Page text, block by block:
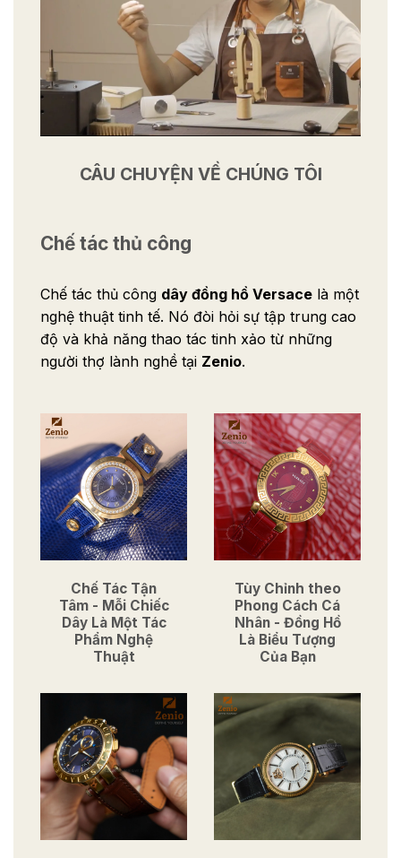
CÂU CHUYỆN VỀ CHÚNG TÔI
Chế tác thủ công
Chế tác thủ công dây đồng hồ Versace là một
nghệ thuật tinh tế. Nó đòi hỏi sự tập trung cao
độ và khả năng thao tác tinh xảo từ những
người thợ lành nghề tại Zenio.
Chế Tác Tận
Tâm - Mỗi Chiếc
Dây Là Một Tác
Phẩm Nghệ
Thuật
Tùy Chỉnh theo
Phong Cách Cá
Nhân - Đồng Hồ
Là Biểu Tượng
Của Bạn